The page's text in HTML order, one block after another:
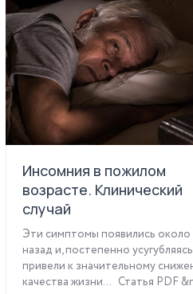
Инсомния в пожилом
возрасте. Клинический
случай
Эти симптомы появились около
назад и, постепенно
привели к значительному
качества жизни... Статья PDF